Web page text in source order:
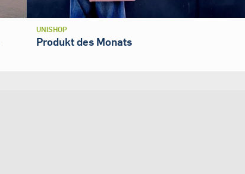
UNISHOP
Produkt des Monats